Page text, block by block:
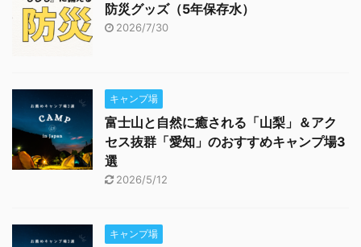
防災グッズ（5年保存水）
2026/7/30
キャンプ場
富士山と自然に癒される「山梨」＆アク
セス抜群「愛知」のおすすめキャンプ場3
選
2026/5/12
キャンプ場